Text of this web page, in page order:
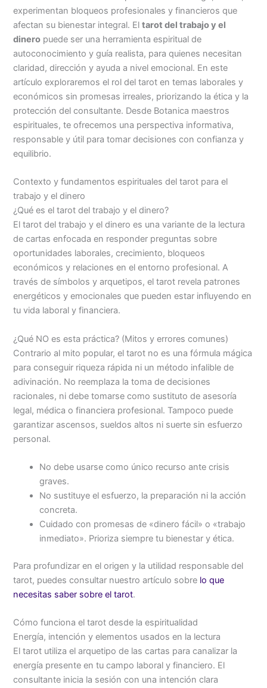
experimentan bloqueos profesionales y financieros que
afectan su bienestar integral. Eltarot del trabajo y el
dinero puede ser una herramienta espiritual de
autoconocimiento y guía realista, para quienes necesitan
claridad, dirección y ayuda a nivel emocional. En este
artículo exploraremos el rol del tarot en temas laborales y
económicos sin promesas irreales, priorizando la ética y la
protección del consultante. Desde Botanica maestros
espirituales, te ofrecemos una perspectiva informativa,
responsable y útil para tomar decisiones con confianza y
equilibrio.
Contexto y fundamentos espirituales del tarot para el
trabajo y el dinero
¿Qué es el tarot del trabajo y el dinero?
El tarot del trabajo y el dinero es una variante de la lectura
de cartas enfocada en responder preguntas sobre
oportunidades laborales, crecimiento, bloqueos
económicos y relaciones en el entorno profesional. A
través de símbolos y arquetipos, el tarot revela patrones
energéticos y emocionales que pueden estar influyendo en
tu vida laboral y financiera.
¿Qué NO es esta práctica? (Mitos y errores comunes)
Contrario al mito popular, el tarot no es una fórmula mágica
para conseguir riqueza rápida ni un método infalible de
adivinación. No reemplaza la toma de decisiones
racionales, ni debe tomarse como sustituto de asesoría
legal, médica o financiera profesional. Tampoco puede
garantizar ascensos, sueldos altos ni suerte sin esfuerzo
personal.
No debe usarse como único recurso ante crisis
graves.
No sustituye el esfuerzo, la preparación ni la acción
concreta.
Cuidado con promesas de «dinero fácil» o «trabajo
inmediato». Prioriza siempre tu bienestar y ética.
Para profundizar en el origen y la utilidad responsable del
tarot, puedes consultar nuestro artículo sobre lo que
necesitas saber sobre el tarot.
Cómo funciona el tarot desde la espiritualidad
Energía, intención y elementos usados en la lectura
El tarot utiliza el arquetipo de las cartas para canalizar la
energía presente en tu campo laboral y financiero. El
consultante inicia la sesión con una intención clara